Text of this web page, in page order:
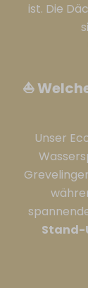
ist. Die
⛵️
Unser
Stand-